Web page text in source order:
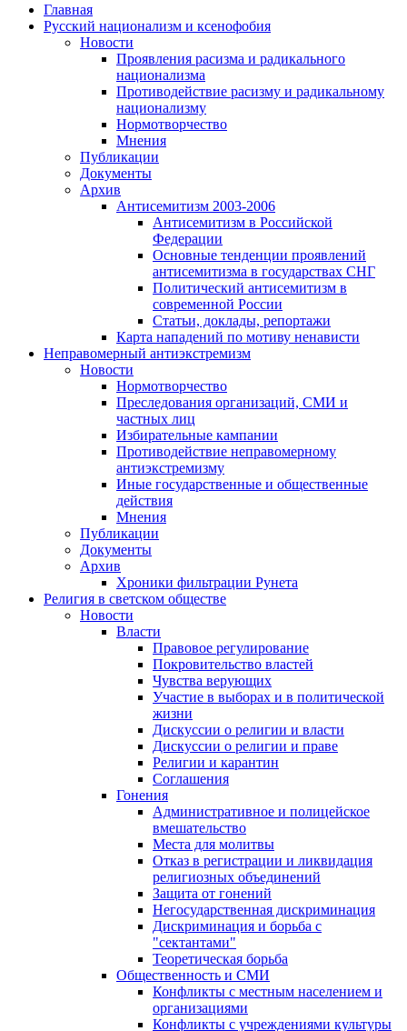
Главная
Русский национализм и ксенофобия
Новости
Проявления расизма и радикального
национализма
Противодействие расизму и радикальному
национализму
Нормотворчество
Мнения
Публикации
Документы
Архив
Антисемитизм 2003-2006
Антисемитизм в Российской
Федерации
Основные тенденции проявлений
антисемитизма в государствах СНГ
Политический антисемитизм в
современной России
Статьи, доклады, репортажи
Карта нападений по мотиву ненависти
Неправомерный антиэкстремизм
Новости
Нормотворчество
Преследования организаций, СМИ и
частных лиц
Избирательные кампании
Противодействие неправомерному
антиэкстремизму
Иные государственные и общественные
действия
Мнения
Публикации
Документы
Архив
Хроники фильтрации Рунета
Религия в светском обществе
Новости
Власти
Правовое регулирование
Покровительство властей
Чувства верующих
Участие в выборах и в политической
жизни
Дискуссии о религии и власти
Дискуссии о религии и праве
Религии и карантин
Соглашения
Гонения
Административное и полицейское
вмешательство
Места для молитвы
Отказ в регистрации и ликвидация
религиозных объединений
Защита от гонений
Негосударственная дискриминация
Дискриминация и борьба с
"сектантами"
Теоретическая борьба
Общественность и СМИ
Конфликты с местным населением и
организациями
Конфликты с учреждениями культуры